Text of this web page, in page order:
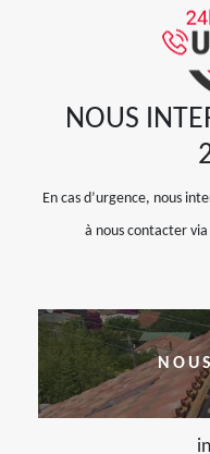
NOUS
En cas d’urgence, nous
à nous contacter